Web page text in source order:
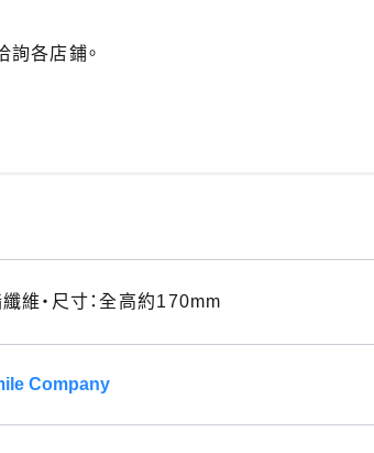
詢各店鋪。
維・尺寸：全高約170mm
Company